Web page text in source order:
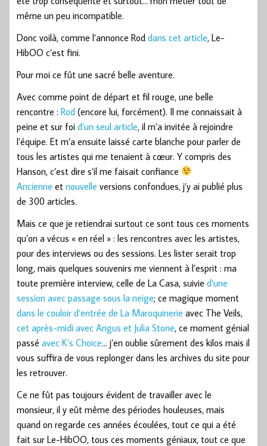
même un peu incompatible.
Donc voilà, comme l’annonce Rod dans cet article, Le-
HibOO c’est fini.
Pour moi ce fût une sacré belle aventure.
Avec comme point de départ et fil rouge, une belle
rencontre : Rod (encore lui, forcément). Il me connaissait à
peine et sur foi d’un seul article, il m’a invitée à rejoindre
l’équipe. Et m’a ensuite laissé carte blanche pour parler de
tous les artistes qui me tenaient à cœur. Y compris des
Hanson, c’est dire s’il me faisait confiance
Ancienne et nouvelle versions confondues, j’y ai publié plus
de 300 articles.
Mais ce que je retiendrai surtout ce sont tous ces moments
qu’on a vécus « en réel » : les rencontres avec les artistes,
pour des interviews ou des sessions. Les lister serait trop
long, mais quelques souvenirs me viennent à l’esprit : ma
toute première interview, celle de La Casa, suivie d’une
session avec passage sous la neige; ce magique moment
dans le couloir d’entrée de La Maroquinerie avec The Veils,
cet après-midi avec Angus et Julia Stone, ce moment génial
passé avec K’s Choice… j’en oublie sûrement des kilos mais il
vous suffira de vous replonger dans les archives du site pour
les retrouver.
Ce ne fût pas toujours évident de travailler avec le
monsieur, il y eût même des périodes houleuses, mais
quand on regarde ces années écoulées, tout ce qui a été
fait sur Le-HibOO, tous ces moments géniaux, tout ce que